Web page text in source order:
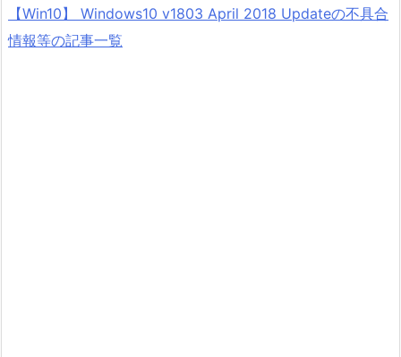
【Win10】 Windows10 v1803 April 2018 Updateの不具合
情報等の記事一覧